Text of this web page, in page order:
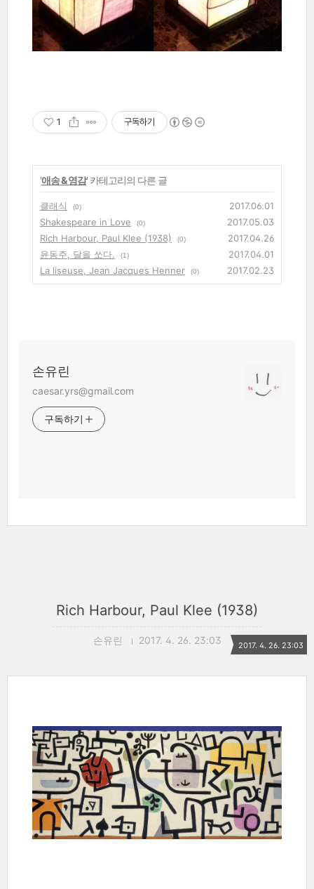
1 구독하기
'애송 & 영감' 카테고리의 다른 글
클래식 (0)
2017.06.01
Shakespeare in Love
(0)
2017.05.03
Rich Harbour, Paul Klee (1938)
(0)
2017.04.26
윤동주, 달을 쏘다.
(1)
2017.04.01
La liseuse, Jean Jacques Henner
(0) 2017.02.23
손유린
caesar.yrs@gmail.com
구독하기
Rich Harbour, Paul Klee (1938)
손유린 2017. 4. 26. 23:03 2017. 4. 26. 23:03